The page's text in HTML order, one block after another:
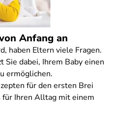
Anfang an
haben Eltern viele Fragen.
dabei, Ihrem Baby einen
ermöglichen.
für den ersten Brei
für Ihren Alltag mit einem